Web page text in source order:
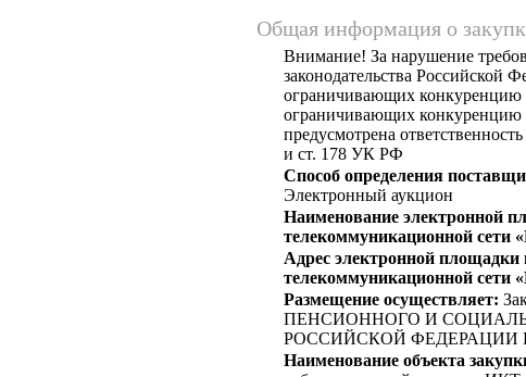
Общая информация о
Внимание! За нарушение
законодательства Российской
ограничивающих конкуренцию
ограничивающих конкуренцию
предусмотрена
и ст. 178 УК РФ
Способ определения
Электронный аукцион
Наименование электронной
телекоммуникационной сети
Адрес электронной
телекоммуникационной сети
Размещение осуществляет:
ПЕНСИОННОГО И
РОССИЙСКОЙ ФЕДЕРАЦИИ
Наименование объекта